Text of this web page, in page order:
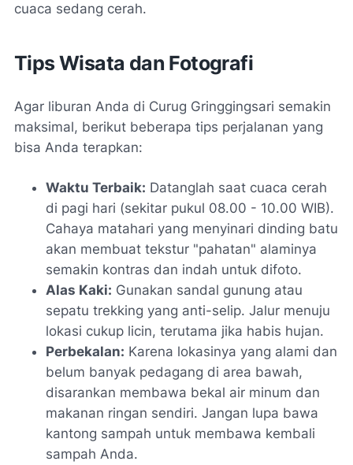
cuaca sedang cerah.
Tips Wisata dan Fotografi
Agar liburan Anda di Curug Gringgingsari semakin
maksimal, berikut beberapa tips perjalanan yang
bisa Anda terapkan:
Waktu Terbaik: Datanglah saat cuaca cerah
di pagi hari (sekitar pukul 08.00 - 10.00 WIB).
Cahaya matahari yang menyinari dinding batu
akan membuat tekstur "pahatan" alaminya
semakin kontras dan indah untuk difoto.
Alas Kaki: Gunakan sandal gunung atau
sepatu trekking yang anti-selip. Jalur menuju
lokasi cukup licin, terutama jika habis hujan.
Perbekalan: Karena lokasinya yang alami dan
belum banyak pedagang di area bawah,
disarankan membawa bekal air minum dan
makanan ringan sendiri. Jangan lupa bawa
kantong sampah untuk membawa kembali
sampah Anda.